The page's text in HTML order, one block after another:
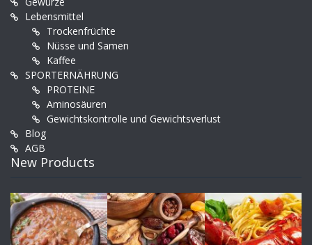
Lebensmittel
Trockenfrüchte
Nüsse und Samen
Kaffee
SPORTERNÄHRUNG
PROTEINE
Aminosäuren
Gewichtskontrolle und Gewichtsverlust
Blog
AGB
New Products